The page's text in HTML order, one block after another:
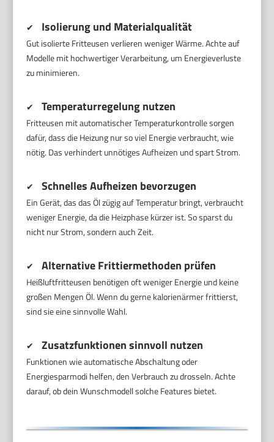
✔ Isolierung und Materialqualität
Gut isolierte Fritteusen verlieren weniger Wärme. Achte auf
Modelle mit hochwertiger Verarbeitung, um Energieverluste
zu minimieren.
✔ Temperaturregelung nutzen
Fritteusen mit automatischer Temperaturkontrolle sorgen
dafür, dass die Heizung nur so viel Energie verbraucht, wie
nötig. Das verhindert unnötiges Aufheizen und spart Strom.
✔ Schnelles Aufheizen bevorzugen
Ein Gerät, das das Öl zügig auf Temperatur bringt, verbraucht
weniger Energie, da die Heizphase kürzer ist. So sparst du
nicht nur Strom, sondern auch Zeit.
✔ Alternative Frittiermethoden prüfen
Heißluftfritteusen benötigen oft weniger Energie und keine
großen Mengen Öl. Wenn du gerne kalorienärmer frittierst,
sind sie eine sinnvolle Wahl.
✔ Zusatzfunktionen sinnvoll nutzen
Funktionen wie automatische Abschaltung oder
Energiesparmodi helfen, den Verbrauch zu drosseln. Achte
darauf, ob dein Wunschmodell solche Features bietet.